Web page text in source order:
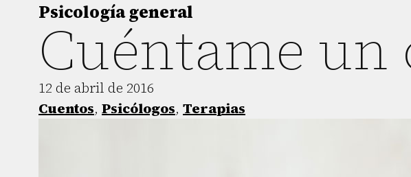
Psicología general
Cuéntame un
12 de abril de 2016
Cuentos, Psicólogos, Terapias